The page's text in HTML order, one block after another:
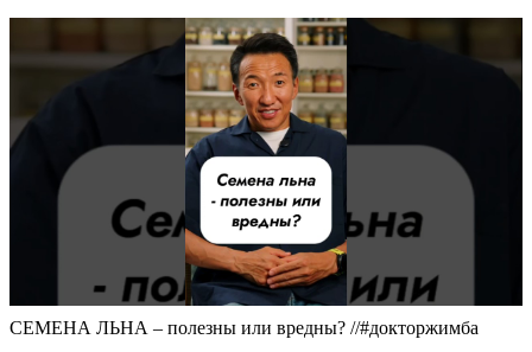
СЕМЕНА ЛЬНА – полезны или вредны? //#докторжимба